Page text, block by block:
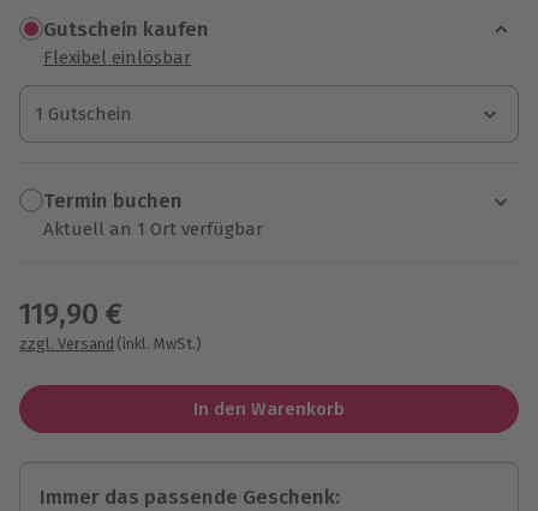
Gutschein kaufen
Flexibel einlösbar
1 Gutschein
1 Gutschein
1 Gutschein
Termin buchen
Aktuell an 1 Ort verfügbar
119,90 €
zzgl. Versand (inkl. MwSt.)
In den Warenkorb
Immer das passende Geschenk: